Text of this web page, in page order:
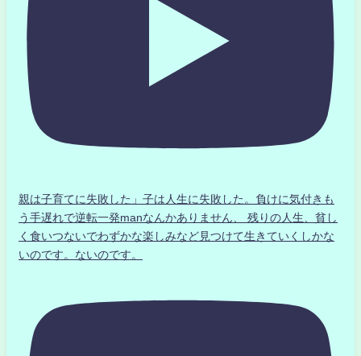
親は子育てに失敗した」子は人生に失敗した。負けに気付きも
う手遅れで逆転一発manなんかありません、 残りの人生、貧し
く食いつないでわずかな楽しみなど見つけて生きていくしかな
いのです。ないのです。